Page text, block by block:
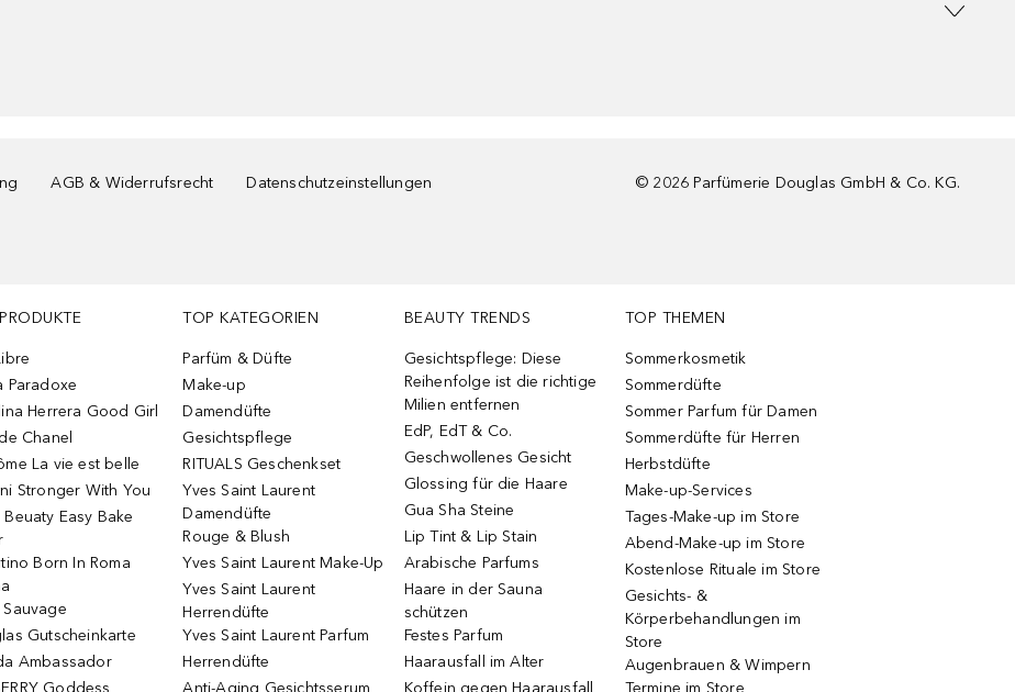
AGB & Widerrufsrecht Datenschutzeinstellungen © 2026 Parfümerie Douglas GmbH & Co. KG.
Paradoxe
Herrera Good Girl
Chanel
La vie est belle
Stronger With You
Beuaty Easy Bake
Born In Roma
Sauvage
Gutscheinkarte
Ambassador
Goddess
TOP KATEGORIEN
Parfüm & Düfte
Make-up
Damendüfte
Gesichtspflege
RITUALS Geschenkset
Yves Saint Laurent
Damendüfte
Rouge & Blush
Yves Saint Laurent Make-Up
Yves Saint Laurent
Herrendüfte
Yves Saint Laurent Parfum
Herrendüfte
Anti-Aging Gesichtsserum
BEAUTY TRENDS
Gesichtspflege: Diese
Reihenfolge ist die richtige
Milien entfernen
EdP, EdT & Co.
Geschwollenes Gesicht
Glossing für die Haare
Gua Sha Steine
Lip Tint & Lip Stain
Arabische Parfums
Haare in der Sauna
schützen
Festes Parfum
Haarausfall im Alter
Koffein gegen Haarausfall
TOP THEMEN
Sommerkosmetik
Sommerdüfte
Sommer Parfum für Damen
Sommerdüfte für Herren
Herbstdüfte
Make-up-Services
Tages-Make-up im Store
Abend-Make-up im Store
Kostenlose Rituale im Store
Gesichts- &
Körperbehandlungen im
Store
Augenbrauen & Wimpern
Termine im Store